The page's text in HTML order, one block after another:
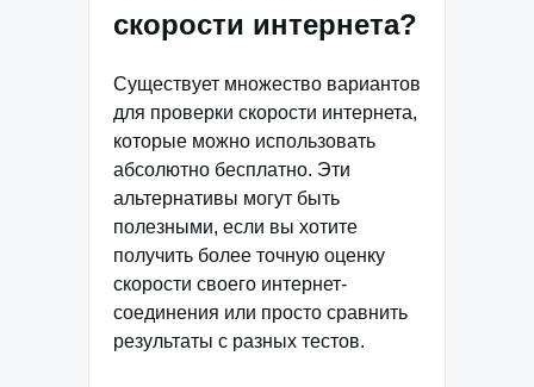
скорости интернета?
Существует множество вариантов
для проверки скорости интернета,
которые можно использовать
абсолютно бесплатно. Эти
альтернативы могут быть
полезными, если вы хотите
получить более точную оценку
скорости своего интернет-
соединения или просто сравнить
результаты с разных тестов.